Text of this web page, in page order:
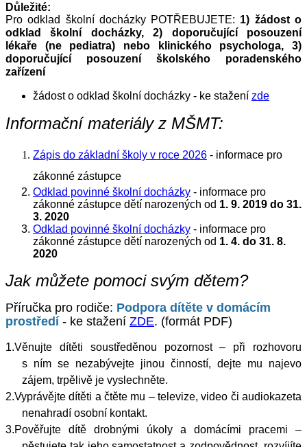
Důležité:
Pro odklad školní docházky POTŘEBUJETE: 1) žádost o
odklad školní docházky, 2) doporučující posouzení
lékaře (ne pediatra) nebo klinického psychologa, 3)
doporučující posouzení školského poradenského
zařízení
žádost o odklad školní docházky - ke stažení zde
Informační materiály z MŠMT:
Zápis do základní školy v roce 2026 - informace pro
zákonné zástupce
Odklad povinné školní docházky - informace pro
zákonné zástupce dětí narozených od 1. 9. 2019 do 31.
3. 2020
Odklad povinné školní docházky - informace pro
zákonné zástupce dětí narozených od 1. 4. do 31. 8.
2020
Jak můžete pomoci svým dětem?
Příručka pro rodiče: Podpora dítěte v domácím
prostředí- ke stažení ZDE. (formát PDF)
1.Věnujte dítěti soustředěnou pozornost – při rozhovoru
s ním se nezabývejte jinou činností, dejte mu najevo
zájem, trpělivě je vyslechněte.
2.Vyprávějte dítěti a čtěte mu – televize, video či audiokazeta
nenahradí osobní kontakt.
3.Pověřujte dítě drobnými úkoly a domácími pracemi –